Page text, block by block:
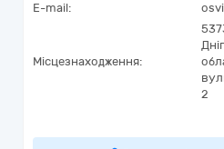
E-mail:
Місцезнаходження:
2